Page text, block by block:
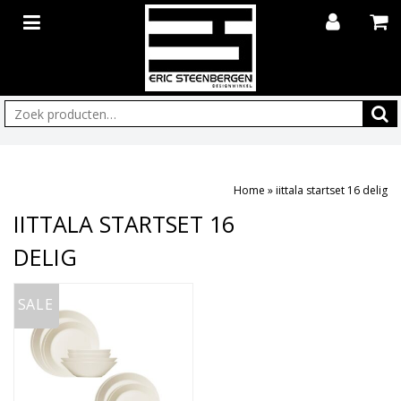
Zoeken:
Home »iittala startset 16 delig
IITTALA STARTSET 16
DELIG
SALE